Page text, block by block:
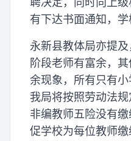
有下达书面通知，学
永新县教体局亦提
阶段老师有富余，
余现象，所有只有小
我局将按照劳动法
非编教师五险没有
促学校为每位教师